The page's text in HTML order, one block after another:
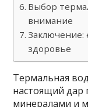
Выбор
внимание
Заключение:
здоровье
Термальная
настоящий
минералами и